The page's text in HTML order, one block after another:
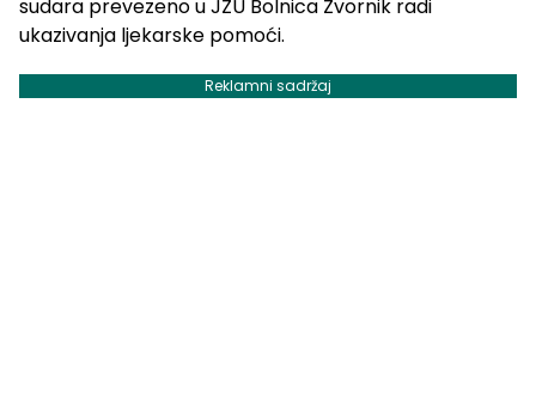
sudara prevezeno u JZU Bolnica Zvornik radi
ukazivanja ljekarske pomoći.
Reklamni sadržaj